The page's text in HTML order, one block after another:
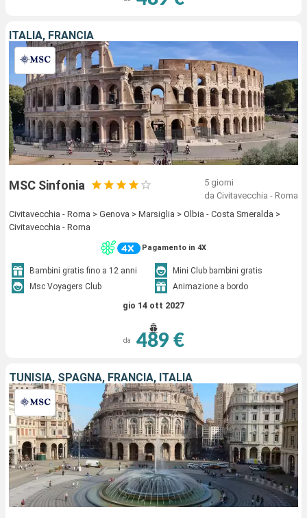
ITALIA, FRANCIA
MSC Sinfonia
5 giorni
da Civitavecchia - Roma
Civitavecchia - Roma > Genova > Marsiglia > Olbia - Costa Smeralda >
Civitavecchia - Roma
Pagamento in 4X
Bambini gratis fino a 12 anni
Mini Club bambini gratis
Msc Voyagers Club
Animazione a bordo
gio 14 ott 2027
da 489 €
TUNISIA, SPAGNA, FRANCIA, ITALIA